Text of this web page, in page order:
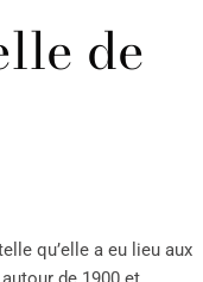
de
qu’elle a eu lieu aux